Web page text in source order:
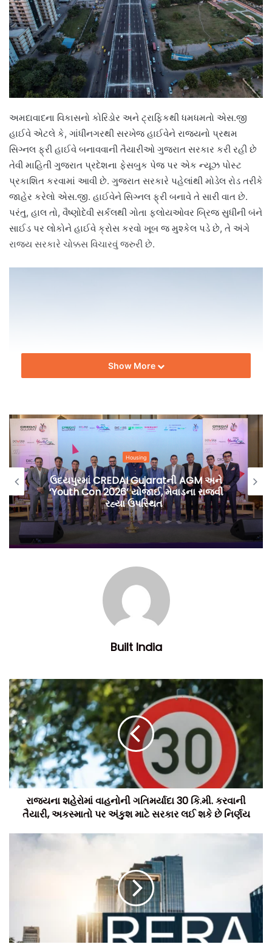
અમદાવાદના વિકાસનો કોરિડોર અને ટ્રાફિકથી ધમધમતો એસ.જી
હાઈવે એટલે કે, ગાંધીનગરથી સરખેજ હાઈવેને રાજ્યનો પ્રથમ
સિગ્નલ ફ્રી હાઈવે બનાવવાની તૈયારીઓ ગુજરાત સરકાર કરી રહી છે
તેવી માહિતી ગુજરાત પ્રદેશના ફેસબુક પેજ પર એક ન્યૂઝ પોસ્ટ
પ્રકાશિત કરવામાં આવી છે. ગુજરાત સરકારે પહેલાંથી મોડેલ રોડ તરીકે
જાહેર કરેલો એસ.જી. હાઈવેને સિગ્નલ ફ્રી બનાવે તે સારી વાત છે.
પરંતુ, હાલ તો, વૈષ્ણોદેવી સર્કલથી ગોતા ફ્લોયઓવર બ્રિજ સુધીની બંને
સાઈડ પર લોકોને હાઈવે ક્રોસ કરવો ખૂબ જ મુશ્કેલ પડે છે, તે અંગે
રાજ્ય સરકારે ચોક્કસ વિચારવું જરુરી છે.
ગોતાથી વૈષ્ણોદેવી સર્કલ વચ્ચે ત્રણ જેટલા ફૂટઓવર બ્રિજનો
ઓફિસોમાં કામ કરતાં કર્મચારીઓ અને મંજૂરોને રાહત થશે. નોંધનીય
છે કે, રાજ્ય સરકારના રોડ એન્ડ બિલ્ડિંગ વિભાગે છારોડી ખાતે એક
અંડરપાસ બનાવવાનું જાહેર કરેલું છે પરંતુ, હજુ સુધી કામ શરુ થયું
Show More
Housing
ઉદયપુરમાં CREDAI Gujaratની AGM અને
‘Youth Con 2026’ યોજાઈ, મેવાડના રાજવી
રહ્યા ઉપસ્થિત
Built India
રાજ્યના શહેરોમાં વાહનોની ગતિમર્યાદા 30 કિ.મી. કરવાની
તૈયારી, અકસ્માતો પર અંકુશ માટે સરકાર લઈ શકે છે નિર્ણય